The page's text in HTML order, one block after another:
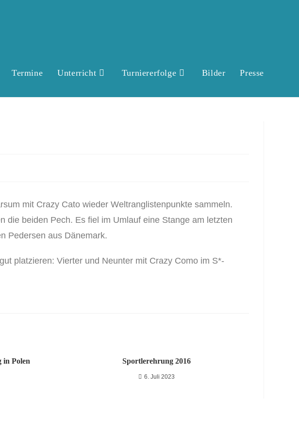
Termine Unterricht Turniererfolge Bilder Presse
mit Crazy Cato wieder Weltranglistenpunkte sammeln.
die beiden Pech. Es fiel im Umlauf eine Stange am letzten
Pedersen aus Dänemark.
platzieren: Vierter und Neunter mit Crazy Como im S*-
in Polen Sportlerehrung 2016
6. Juli 2023